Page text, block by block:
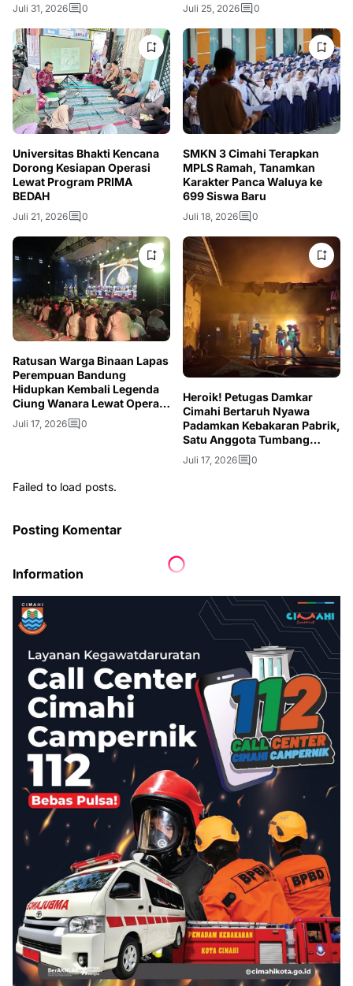
Juli 31, 2026 0 Juli 25, 2026 0
Universitas Bhakti Kencana
Dorong Kesiapan Operasi
Lewat Program PRIMA
BEDAH
Juli 21, 2026 0
SMKN 3 Cimahi Terapkan
MPLS Ramah, Tanamkan
Karakter Panca Waluya ke
699 Siswa Baru
Juli 18, 2026 0
Ratusan Warga Binaan Lapas
Perempuan Bandung
Hidupkan Kembali Legenda
Ciung Wanara Lewat Opera
Kolosal
Juli 17, 2026 0
Heroik! Petugas Damkar
Cimahi Bertaruh Nyawa
Padamkan Kebakaran Pabrik,
Satu Anggota Tumbang
Akibat Asap
Juli 17, 2026 0
Failed to load posts.
Posting Komentar
Information